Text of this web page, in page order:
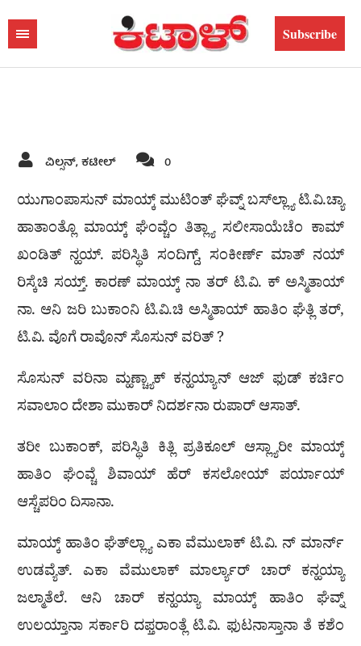
Subscribe
ವಿಲ್ಸನ್, ಕಟೀಲ್ 0
ಯುಗಾಂಪಾಸುನ್ ಮಾಯ್ಕ್ ಮುಟಿಂತ್ ಘೆವ್ನ್ ಬಸ್‌ಲ್ಲ್ಯಾ ಟಿ.ವಿ.ಚ್ಯಾ
ಹಾತಾಂತ್ಲೊ ಮಾಯ್ಕ್ ಘೆಂವ್ಚೆಂ ತಿತ್ಲ್ಯಾ ಸಲೀಸಾಯೆಚೆಂ ಕಾಮ್
ಖಂಡಿತ್ ನ್ಹಯ್. ಪರಿಸ್ಥಿತಿ ಸಂದಿಗ್ದ್, ಸಂಕೀರ್ಣ್ ಮಾತ್ ನಯ್
ರಿಸ್ಕೆಚಿ ಸಯ್ತ್. ಕಾರಣ್ ಮಾಯ್ಕ್ ನಾ ತರ್ ಟಿ.ವಿ. ಕ್ ಅಸ್ಮಿತಾಯ್
ನಾ. ಆನಿ ಜರಿ ಬುಕಾಂನಿ ಟಿ.ವಿ.ಚಿ ಅಸ್ಮಿತಾಯ್ ಹಾತಿಂ ಘೆತ್ಲಿ ತರ್,
ಟಿ.ವಿ. ವೊಗೆ ರಾವೊನ್ ಸೊಸುನ್ ವರಿತ್ ?
ಸೊಸುನ್ ವರಿನಾ ಮ್ಹಣ್ಚ್ಯಾಕ್ ಕನ್ಹಯ್ಯಾನ್ ಆಜ್ ಫುಡ್ ಕರ್ಚಿಂ
ಸವಾಲಾಂ ದೇಶಾ ಮುಕಾರ್ ನಿದರ್ಶನಾ ರುಪಾರ್ ಆಸಾತ್.
ತರೀ ಬುಕಾಂಕ್, ಪರಿಸ್ಥಿತಿ ಕಿತ್ಲಿ ಪ್ರತಿಕೂಲ್ ಆಸ್ಲ್ಯಾರೀ ಮಾಯ್ಕ್
ಹಾತಿಂ ಘೆಂವ್ಚೆ ಶಿವಾಯ್ ಹೆರ್ ಕಸಲೋಯ್ ಪರ್ಯಾಯ್
ಆಸ್ಚೆಪರಿಂ ದಿಸಾನಾ.
ಮಾಯ್ಕ್ ಹಾತಿಂ ಘೆತ್‌ಲ್ಲ್ಯಾ ಎಕಾ ವೆಮುಲಾಕ್ ಟಿ.ವಿ. ನ್ ಮಾರ್ನ್
ಉಡವ್ಯೆತ್. ಎಕಾ ವೆಮುಲಾಕ್ ಮಾರ್ಲ್ಯಾರ್ ಚಾರ್ ಕನ್ಹಯ್ಯಾ
ಜಲ್ಮಾತೆಲೆ. ಆನಿ ಚಾರ್ ಕನ್ಹಯ್ಯಾ ಮಾಯ್ಕ್ ಹಾತಿಂ ಘೆವ್ನ್
ಉಲಯ್ತಾನಾ ಸರ್ಕಾರಿ ದಫ್ತರಾಂತ್ಲೆ ಟಿ.ವಿ. ಫುಟನಾಸ್ತಾನಾ ತೆ ಕಶೆಂ